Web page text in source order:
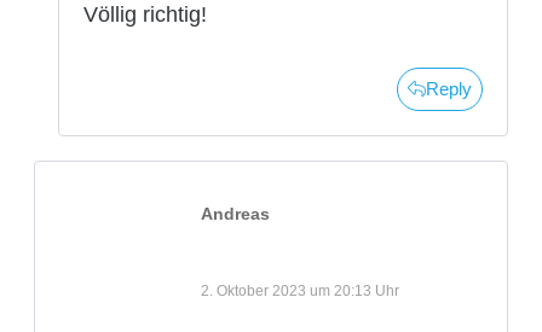
Völlig richtig!
Reply
Andreas
2. Oktober 2023 um 20:13 Uhr